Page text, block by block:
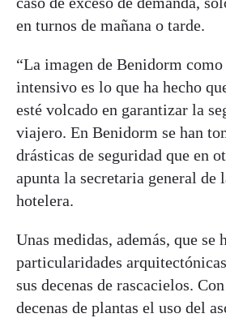
en turnos de mañana o tarde.
“La imagen de Benidorm
intensivo es lo que ha hecho
esté volcado en garantizar la
viajero. En Benidorm se han
drásticas de seguridad que en
apunta la secretaria general de
hotelera.
Unas medidas, además, que se
particularidades
sus decenas de rascacielos.
decenas de plantas el uso del